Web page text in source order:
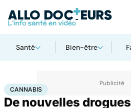
Santé Bien-être
AccueilSanté Maladies
CANNABIS
De nouvelles